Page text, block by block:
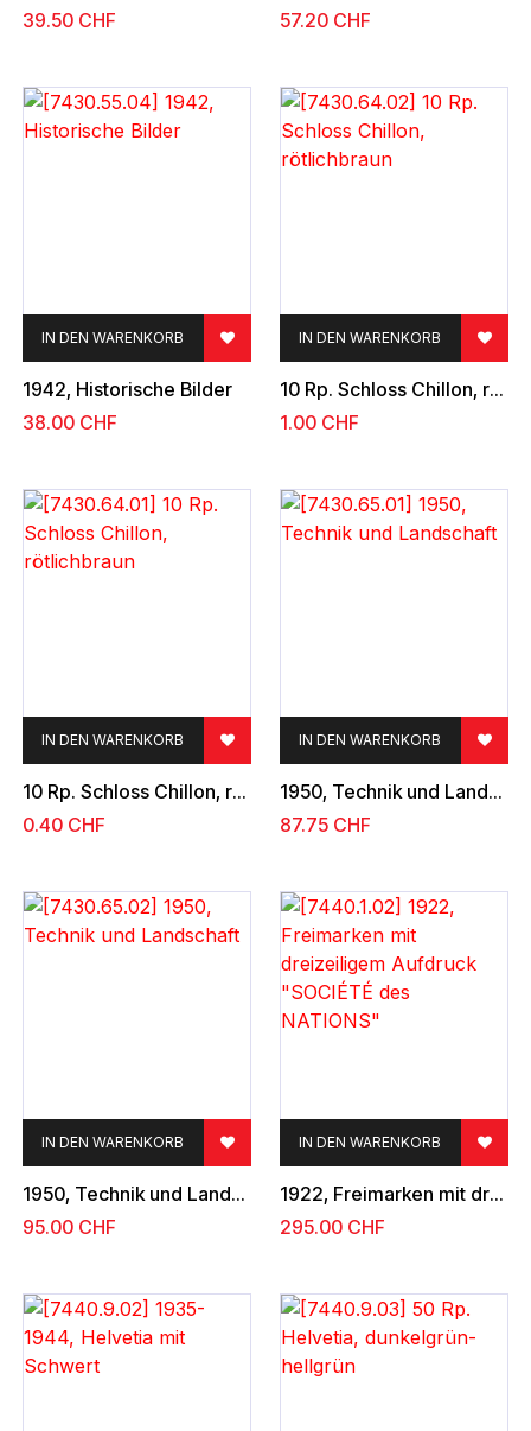
39.50 CHF 57.20CHF
1942, Historische Bilder
IN DEN WARENKORB
38.00 CHF
10 Rp. Schloss Chillon, rötlichbraun
IN DEN WARENKORB
1.00CHF
10 Rp. Schloss Chillon, rötlichbraun
IN DEN WARENKORB
0.40 CHF
1950, Technik und Landschaft
IN DEN WARENKORB
87.75CHF
1950, Technik und Landschaft
IN DEN WARENKORB
95.00 CHF
1922, Freimarken mit dreizeiligem Aufdruck "SOCIÉTÉ des NATIONS"
IN DEN WARENKORB
295.00CHF